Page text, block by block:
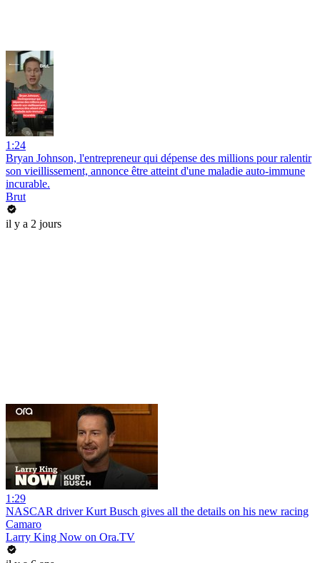
1:24
Bryan Johnson, l'entrepreneur qui dépense des millions pour ralentir
son vieillissement, annonce être atteint d'une maladie auto-immune
incurable.
Brut
il y a 2 jours
1:29
NASCAR driver Kurt Busch gives all the details on his new racing
Camaro
Larry King Now on Ora.TV